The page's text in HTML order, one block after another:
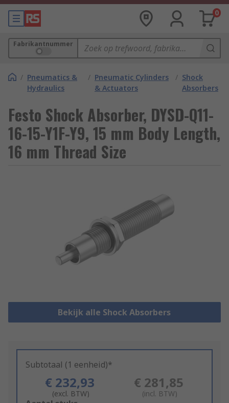
0
Fabrikantnummer
/ Pneumatics &
Hydraulics
/ Pneumatic Cylinders
& Actuators
/ Shock
Absorbers
Festo Shock Absorber, DYSD-Q11-
16-15-Y1F-Y9, 15 mm Body Length,
16 mm Thread Size
Bekijk alle Shock Absorbers
Subtotaal (1 eenheid)*
€ 232,93
(excl. BTW)
€ 281,85
(incl. BTW)